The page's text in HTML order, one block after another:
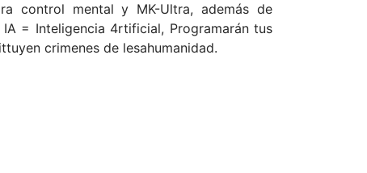
control mental y MK-Ultra, además de
= Inteligencia 4rtificial, Programarán tus
crimenes de lesahumanidad.